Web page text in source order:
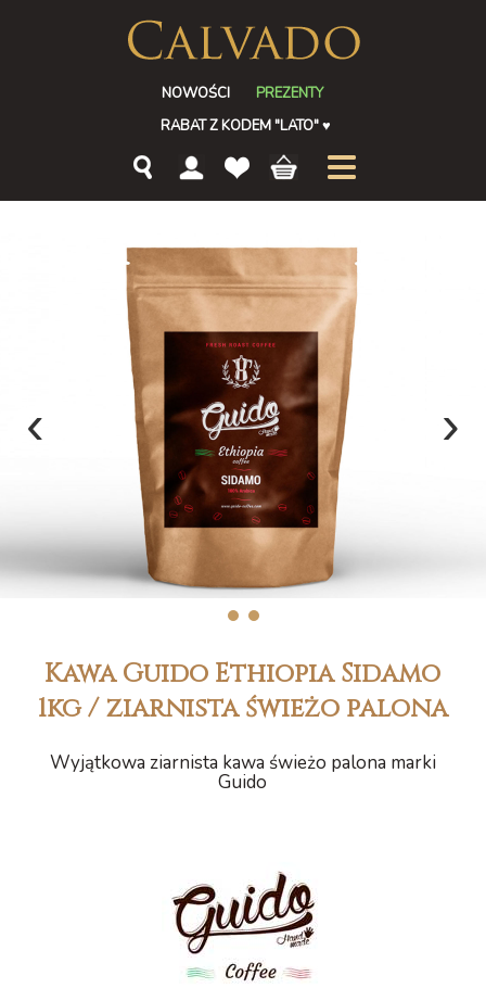
NOWOŚCI
PREZENTY
RABAT Z KODEM "LATO"♥
‹ ›
1 2
Kawa Guido Ethiopia Sidamo
1kg / ziarnista świeżo palona
Wyjątkowa ziarnista kawa świeżo palona marki
Guido